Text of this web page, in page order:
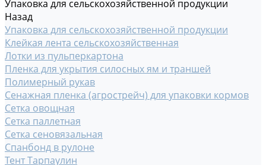
Упаковка для сельскохозяйственной продукции
Назад
Упаковка для сельскохозяйственной продукции
Клейкая лента сельскохозяйственная
Лотки из пульперкартона
Пленка для укрытия силосных ям и траншей
Полимерный рукав
Сенажная пленка (агрострейч) для упаковки кормов
Сетка овощная
Сетка паллетная
Сетка сеновязальная
Спанбонд в рулоне
Тент Тарпаулин